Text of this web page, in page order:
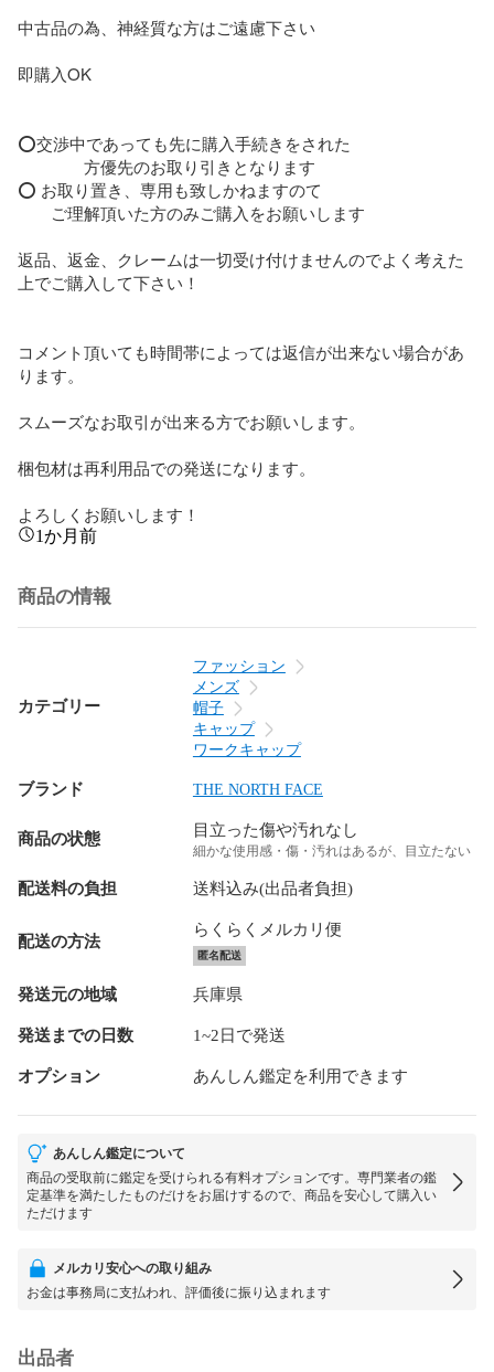
中古品の為、神経質な方はご遠慮下さい
即購入OK
⭕️交渉中であっても先に購入手続きをされた
方優先のお取り引きとなります
⭕️ お取り置き、専用も致しかねますのて
ご理解頂いた方のみご購入をお願いします
返品、返金、クレームは一切受け付けませんのでよく考えた
上でご購入して下さい！
コメント頂いても時間帯によっては返信が出来ない場合があ
ります。
スムーズなお取引が出来る方でお願いします。
梱包材は再利用品での発送になります。
よろしくお願いします！
1か月前
商品の情報
カテゴリー
ファッション
メンズ
帽子
キャップ
ワークキャップ
ブランド THE NORTH FACE
商品の状態 目立った傷や汚れなし
細かな使用感・傷・汚れはあるが、目立たない
配送料の負担 送料込み(出品者負担)
配送の方法
らくらくメルカリ便
匿名配送
発送元の地域 兵庫県
発送までの日数 1~2日で発送
オプション あんしん鑑定を利用できます
あんしん鑑定について
商品の受取前に鑑定を受けられる有料オプションです。専門業者の鑑
定基準を満たしたものだけをお届けするので、商品を安心して購入い
ただけます
メルカリ安心への取り組み
お金は事務局に支払われ、評価後に振り込まれます
出品者